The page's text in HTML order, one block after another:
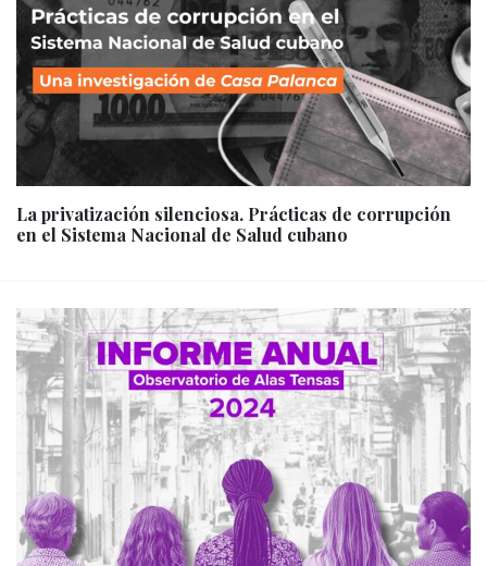
La privatización silenciosa. Prácticas de corrupción
en el Sistema Nacional de Salud cubano